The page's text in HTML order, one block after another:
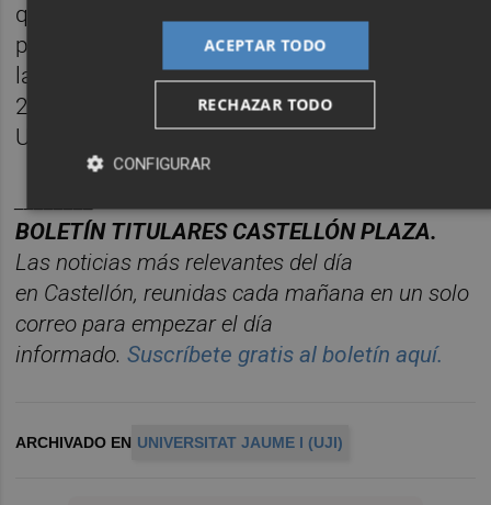
que actualizan contenidos y metodologías
para ajustarse a las demandas del mercado
laboral y para adaptarse a la Ley Orgánica
2/2023, de 22 de marzo, del Sistema
Universitario (LOSU).
BOLETÍNTITULARES CASTELLÓNPLAZA.
Las noticias más relevantes del día
en Castellón, reunidas cada mañana en un solo
correo para empezar el día
informado. Suscríbete gratis alboletín aquí.
ARCHIVADO EN UNIVERSITAT JAUME I (UJI)
ACEPTAR TODO
RECHAZAR TODO
CONFIGURAR